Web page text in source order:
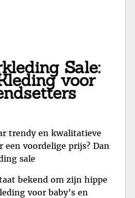
Sale:
voor
trendy en kwalitatieve
voordelige prijs? Dan
sale
bekend om zijn hippe
voor baby’s en